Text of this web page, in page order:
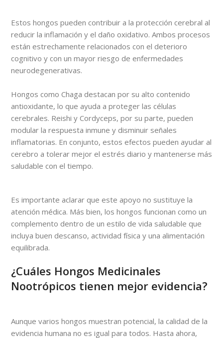
Estos hongos pueden contribuir a la protección cerebral al
reducir la inflamación y el daño oxidativo. Ambos procesos
están estrechamente relacionados con el deterioro
cognitivo y con un mayor riesgo de enfermedades
neurodegenerativas.
Hongos como Chaga destacan por su alto contenido
antioxidante, lo que ayuda a proteger las células
cerebrales. Reishi y Cordyceps, por su parte, pueden
modular la respuesta inmune y disminuir señales
inflamatorias. En conjunto, estos efectos pueden ayudar al
cerebro a tolerar mejor el estrés diario y mantenerse más
saludable con el tiempo.
Es importante aclarar que este apoyo no sustituye la
atención médica. Más bien, los hongos funcionan como un
complemento dentro de un estilo de vida saludable que
incluya buen descanso, actividad física y una alimentación
equilibrada.
¿Cuáles Hongos Medicinales
Nootrópicos tienen mejor evidencia?
Aunque varios hongos muestran potencial, la calidad de la
evidencia humana no es igual para todos. Hasta ahora,